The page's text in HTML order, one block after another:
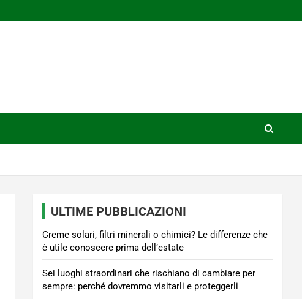
ULTIME PUBBLICAZIONI
Creme solari, filtri minerali o chimici? Le differenze che
è utile conoscere prima dell’estate
Sei luoghi straordinari che rischiano di cambiare per
sempre: perché dovremmo visitarli e proteggerli